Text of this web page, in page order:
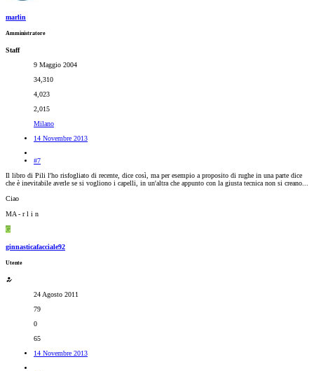
marlin
Amministratore
Staff
9 Maggio 2004
34,310
4,023
2,015
Milano
14 Novembre 2013
#7
Il libro di Pili l'ho risfogliato di recente, dice così, ma per esempio a proposito di rughe in una parte dice
che è inevitabile averle se si vogliono i capelli, in un'altra che appunto con la giusta tecnica non si creano...
Ciao
MA - r l i n
G
ginnasticafacciale92
Utente
24 Agosto 2011
79
0
65
14 Novembre 2013